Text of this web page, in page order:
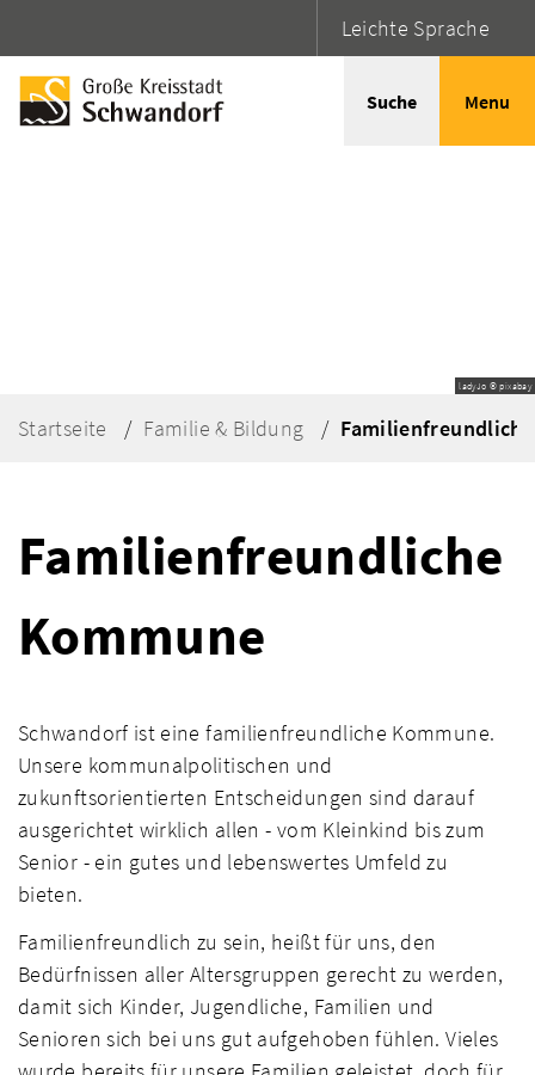
Leichte Sprache
Suche Menu
ladyJo © pixabay
Startseite Familie & Bildung
Familienfreundliche
Kommune
Schwandorf ist eine familienfreundliche Kommune.
Unsere kommunalpolitischen und
zukunftsorientierten Entscheidungen sind darauf
ausgerichtet wirklich allen - vom Kleinkind bis zum
Senior - ein gutes und lebenswertes Umfeld zu
bieten.
Familienfreundlich zu sein, heißt für uns, den
Bedürfnissen aller Altersgruppen gerecht zu werden,
damit sich Kinder, Jugendliche, Familien und
Senioren sich bei uns gut aufgehoben fühlen. Vieles